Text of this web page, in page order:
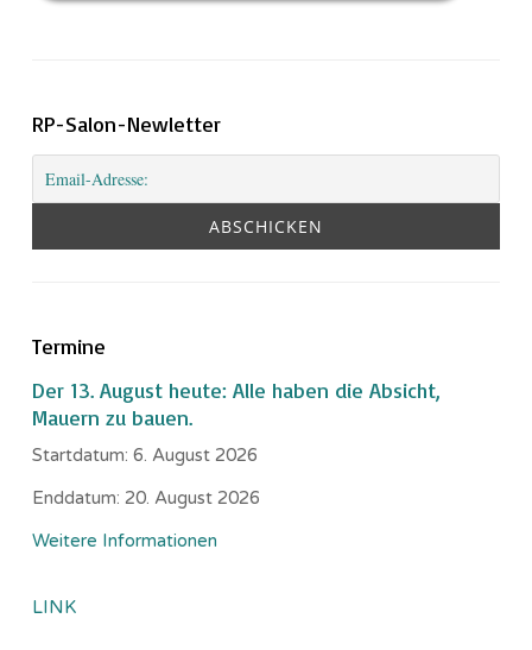
RP-Salon-Newletter
Termine
Der 13. August heute: Alle haben die Absicht,
Mauern zu bauen.
Startdatum: 6. August 2026
Enddatum: 20. August 2026
Weitere Informationen
LINK